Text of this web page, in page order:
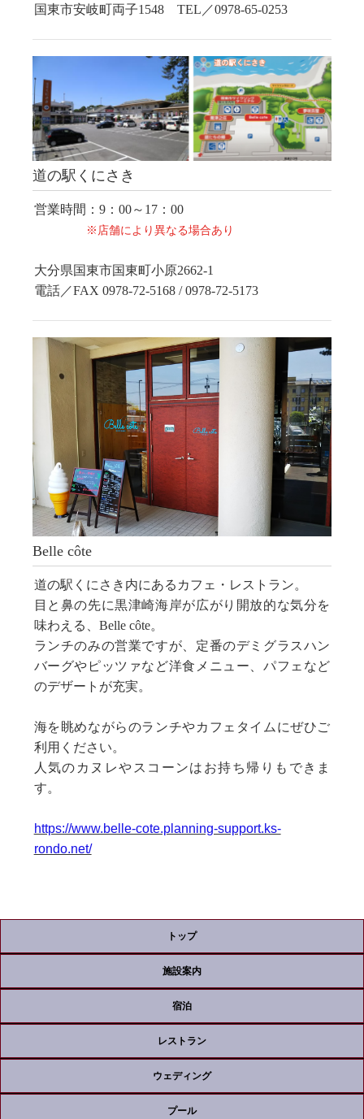
国東市安岐町両子1548 TEL／0978-65-0253
道の駅くにさき
営業時間：9：00～17：00
※店舗により異なる場合あり
大分県国東市国東町小原2662-1
電話／FAX 0978-72-5168 / 0978-72-5173
Belle côte
道の駅くにさき内にあるカフェ・レストラン。
目と鼻の先に黒津崎海岸が広がり開放的な気分を
味わえる、Belle côte。
ランチのみの営業ですが、定番のデミグラスハン
バーグやピッツァなど洋食メニュー、パフェなど
のデザートが充実。
海を眺めながらのランチやカフェタイムにぜひご
利用ください。
人気のカヌレやスコーンはお持ち帰りもできま
す。
https://www.belle-cote.planning-support.ks-
rondo.net/
トップ
施設案内
宿泊
レストラン
ウェディング
プール